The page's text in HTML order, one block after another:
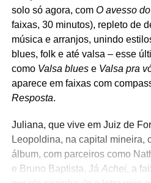
solo só agora, comO avesso
faixas, 30 minutos), repleto de
música e arranjos, unindo
blues, folk e até valsa – esse
como Valsa blueseValsa pra
aparece em faixas com
Resposta.
Juliana, que vive em Juiz de
Leopoldina, na capital mineira,
álbum, com parceiros como
e Bruno Baptista. Já Achei, a